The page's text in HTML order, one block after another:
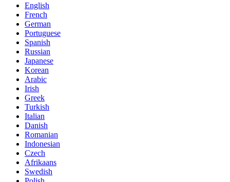
English
French
German
Portuguese
Spanish
Russian
Japanese
Korean
Arabic
Irish
Greek
Turkish
Italian
Danish
Romanian
Indonesian
Czech
Afrikaans
Swedish